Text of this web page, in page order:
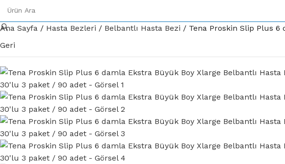
Ana Sayfa Hasta Bezleri Belbantlı Hasta Bezi
Tena Proskin Slip Plus 6
Geri